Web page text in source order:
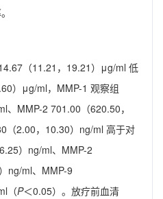
（11.21，19.21）μg/ml 低
）μg/ml，MMP-1 观察组
MMP-2 701.00（620.50，
（2.00，10.30）ng/ml 高于对
）ng/ml、MMP-2
ng/ml、MMP-9
（P＜0.05）。放疗前血清